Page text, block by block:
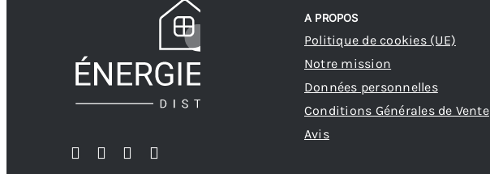
A PROPOS
Politique de cookies (UE)
Notre mission
Données personnelles
Conditions Générales de Vente
Avis